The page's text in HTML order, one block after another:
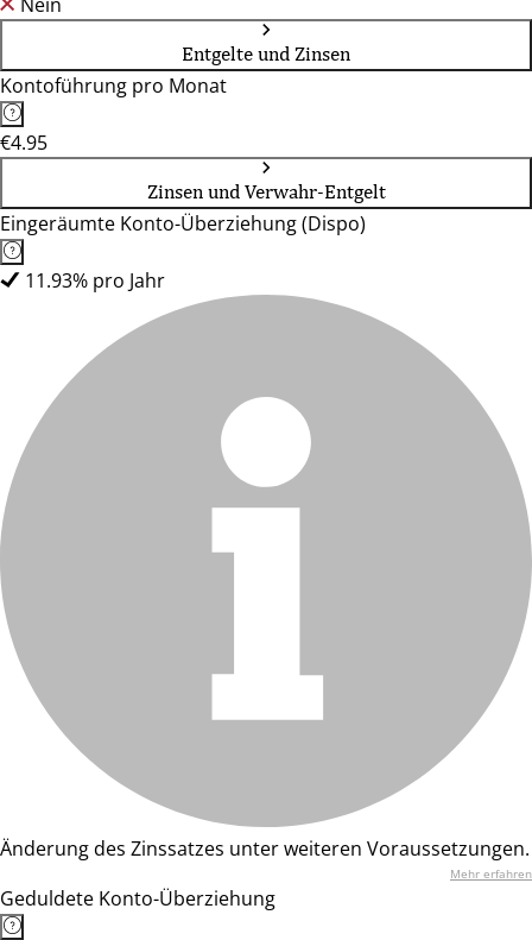
Entgelte und Zinsen
Kontoführung pro Monat
€4.95
Zinsen und Verwahr-Entgelt
Eingeräumte Konto-Überziehung (Dispo)
11.93% pro Jahr
Änderung des Zinssatzes unter weiteren Voraussetzungen.
Mehr erfahren
Geduldete Konto-Überziehung